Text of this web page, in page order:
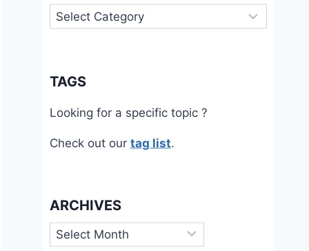
Categories
TAGS
Looking for a specific topic ?
Check out our tag list.
ARCHIVES
Archives